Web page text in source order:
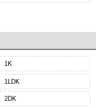
1K
1LDK
2DK